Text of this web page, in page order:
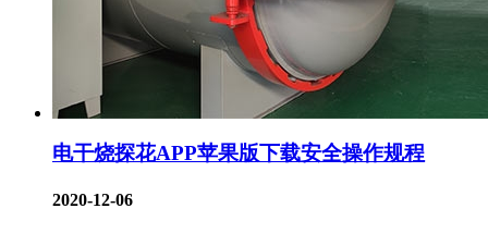
电干烧探花APP苹果版下载安全操作规程
2020-12-06